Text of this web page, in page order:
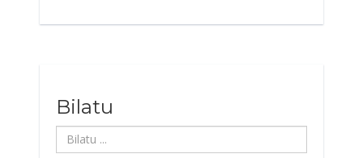
Bilatu
Bilatu
...